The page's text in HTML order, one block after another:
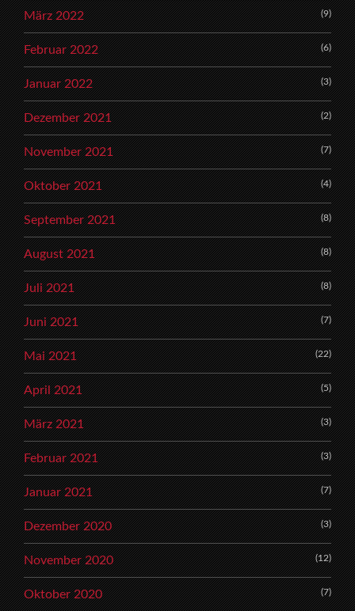
März 2022 (9)
Februar 2022 (6)
Januar 2022 (3)
Dezember 2021 (2)
November 2021 (7)
Oktober 2021 (4)
September 2021 (8)
August 2021 (8)
Juli 2021 (8)
Juni 2021 (7)
Mai 2021 (22)
April 2021 (5)
März 2021 (3)
Februar 2021 (3)
Januar 2021 (7)
Dezember 2020 (3)
November 2020 (12)
Oktober 2020 (7)